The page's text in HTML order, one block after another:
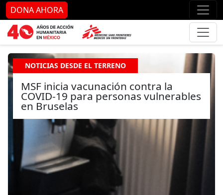
Ir al contenido principal Ir
DONA AHORA
NOTICIAS DESDE EL TERRENO
MSF inicia vacunación contra la
COVID-19 para personas vulnerables
en Bruselas